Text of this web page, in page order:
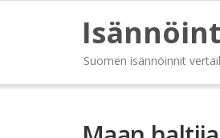
Suomen isännöinnit